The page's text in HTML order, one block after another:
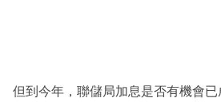
但到今年，聯儲局加息是否有機會